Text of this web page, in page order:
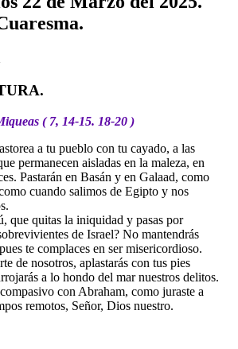
( 7, 14-15. 18-20 )
a tu pueblo con tu cayado, a las
permanecen aisladas en la maleza, en
Pastarán en Basán y en Galaad, como
cuando salimos de Egipto y nos
que quitas la iniquidad y pasas por
de Israel? No mantendrás
te complaces en ser misericordioso.
de nosotros, aplastarás con tus pies
a lo hondo del mar nuestros delitos.
con Abraham, como juraste a
remotos, Señor, Dios nuestro.